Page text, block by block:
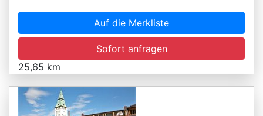
Auf die Merkliste
Sofort anfragen
25,65 km